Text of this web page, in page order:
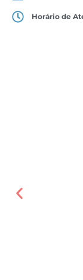
Horário de